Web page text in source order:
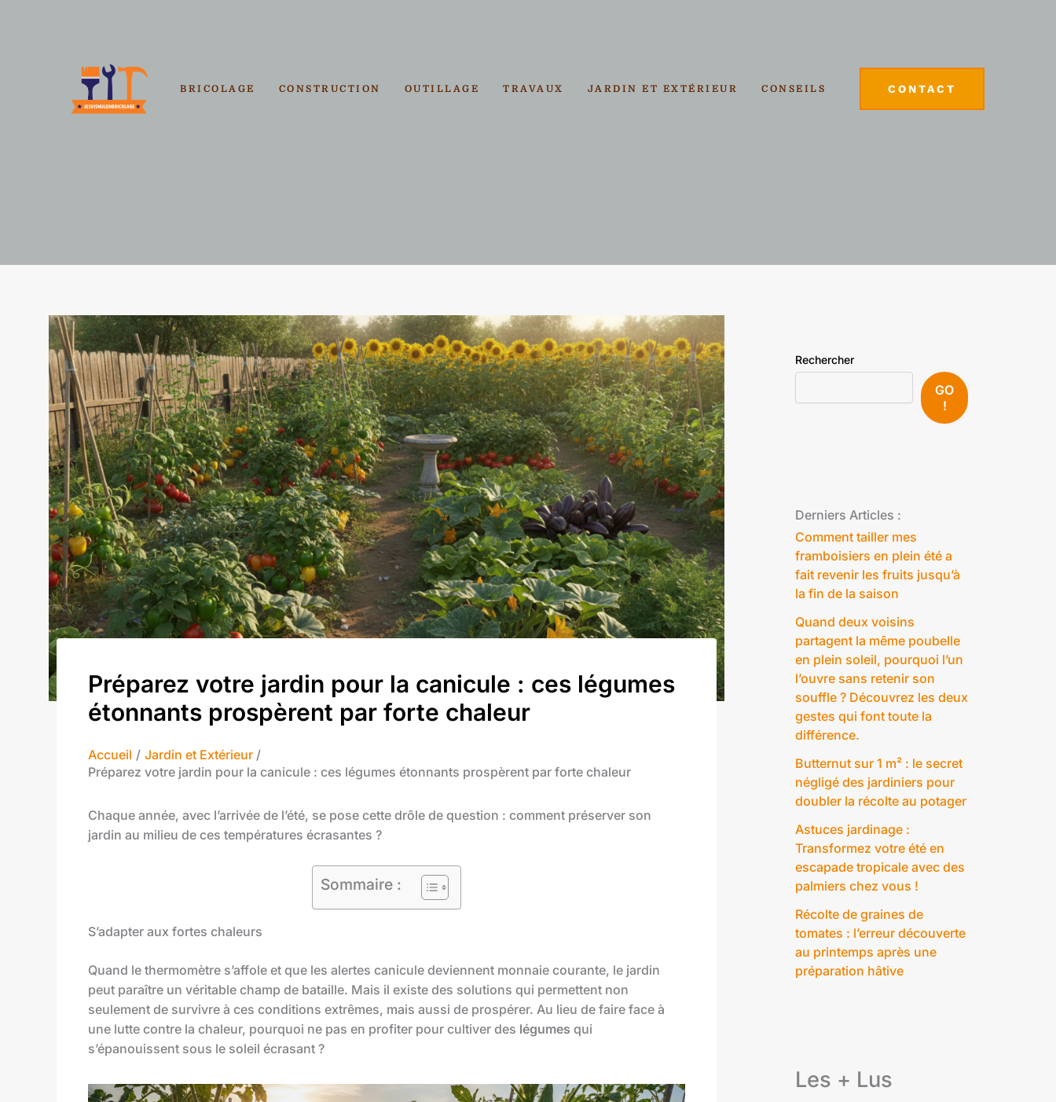
BRICOLAGE CONSTRUCTION OUTILLAGE TRAVAUX JARDIN ET EXTÉRIEUR CONSEILS CONTACT
Préparez votre jardin pour la canicule : ces légumes
étonnants prospèrent par forte chaleur
Accueil
Jardin et Extérieur
Préparez votre jardin pour la canicule : ces légumes étonnants prospèrent par forte chaleur
Chaque année, avec l’arrivée de l’été, se pose cette drôle de question : comment préserver son
jardin au milieu de ces températures écrasantes ?
Sommaire :
S’adapter aux fortes chaleurs
Quand le thermomètre s’affole et que les alertes canicule deviennent monnaie courante, le jardin
peut paraître un véritable champ de bataille. Mais il existe des solutions qui permettent non
seulement de survivre à ces conditions extrêmes, mais aussi de prospérer. Au lieu de faire face à
une lutte contre la chaleur, pourquoi ne pas en profiter pour cultiver des légumes qui
s’épanouissent sous le soleil écrasant ?
Rechercher
GO
!
Derniers Articles :
Comment tailler mes
framboisiers en plein été a
fait revenir les fruits jusqu’à
la fin de la saison
Quand deux voisins
partagent la même poubelle
en plein soleil, pourquoi l’un
l’ouvre sans retenir son
souffle ? Découvrez les deux
gestes qui font toute la
différence.
Butternut sur 1 m² : le secret
négligé des jardiniers pour
doubler la récolte au potager
Astuces jardinage :
Transformez votre été en
escapade tropicale avec des
palmiers chez vous !
Récolte de graines de
tomates : l’erreur découverte
au printemps après une
préparation hâtive
Les + Lus